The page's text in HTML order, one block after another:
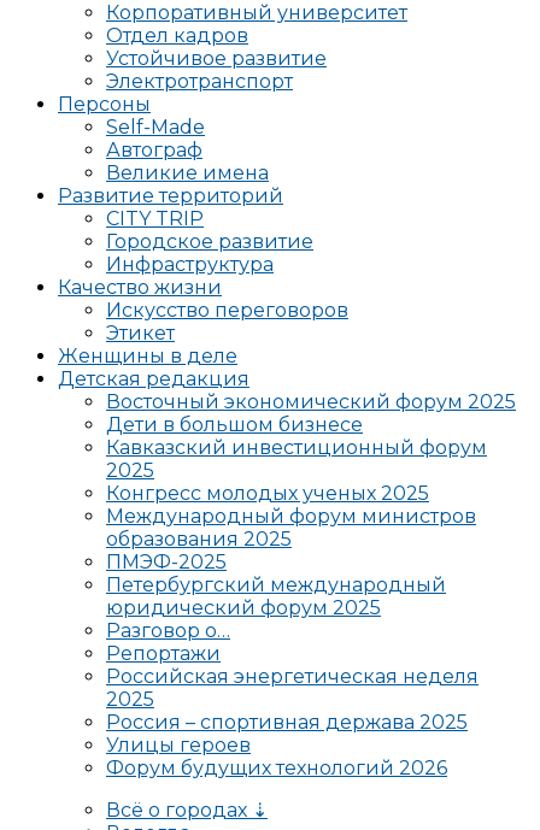
Корпоративный университет
Отдел кадров
Устойчивое развитие
Электротранспорт
Персоны
Self-Made
Автограф
Великие имена
Развитие территорий
CITY TRIP
Городское развитие
Инфраструктура
Качество жизни
Искусство переговоров
Этикет
Женщины в деле
Детская редакция
Восточный экономический форум 2025
Дети в большом бизнесе
Кавказский инвестиционный форум
2025
Конгресс молодых ученых 2025
Международный форум министров
образования 2025
ПМЭФ-2025
Петербургский международный
юридический форум 2025
Разговор о…
Репортажи
Российская энергетическая неделя
2025
Россия – спортивная держава 2025
Улицы героев
Форум будущих технологий 2026
Всё о городах ⇣